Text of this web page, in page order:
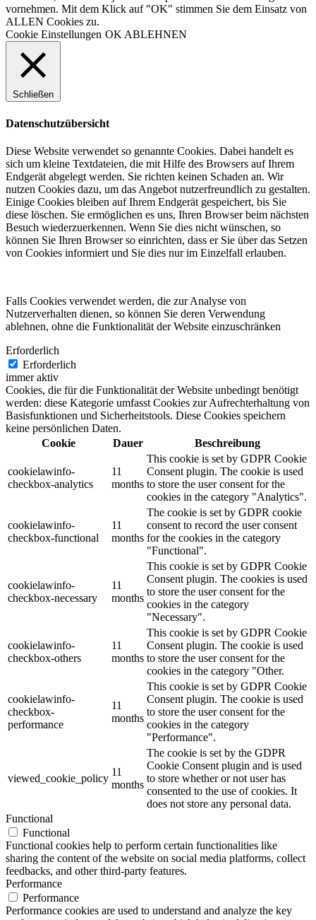
vornehmen. Mit dem Klick auf "OK" stimmen Sie dem Einsatz von
ALLEN Cookies zu.
Cookie Einstellungen OKABLEHNEN
Schließen
Datenschutzübersicht
Diese Website verwendet so genannte Cookies. Dabei handelt es
sich um kleine Textdateien, die mit Hilfe des Browsers auf Ihrem
Endgerät abgelegt werden. Sie richten keinen Schaden an. Wir
nutzen Cookies dazu, um das Angebot nutzerfreundlich zu gestalten.
Einige Cookies bleiben auf Ihrem Endgerät gespeichert, bis Sie
diese löschen. Sie ermöglichen es uns, Ihren Browser beim nächsten
Besuch wiederzuerkennen. Wenn Sie dies nicht wünschen, so
können Sie Ihren Browser so einrichten, dass er Sie über das Setzen
von Cookies informiert und Sie dies nur im Einzelfall erlauben.
Falls Cookies verwendet werden, die zur Analyse von
Nutzerverhalten dienen, so können Sie deren Verwendung
ablehnen, ohne die Funktionalität der Website einzuschränken
Erforderlich
Erforderlich
immer aktiv
Cookies, die für die Funktionalität der Website unbedingt benötigt
werden: diese Kategorie umfasst Cookies zur Aufrechterhaltung von
Basisfunktionen und Sicherheitstools. Diese Cookies speichern
keine persönlichen Daten.
Cookie
Dauer Beschreibung
cookielawinfo-
checkbox-analytics
11
months
This cookie is set by GDPR Cookie
Consent plugin. The cookie is used
to store the user consent for the
cookies in the category "Analytics".
cookielawinfo-
checkbox-functional
11
months
The cookie is set by GDPR cookie
consent to record the user consent
for the cookies in the category
"Functional".
cookielawinfo-
checkbox-necessary
11
months
This cookie is set by GDPR Cookie
Consent plugin. The cookies is used
to store the user consent for the
cookies in the category
"Necessary".
cookielawinfo-
checkbox-others
11
months
This cookie is set by GDPR Cookie
Consent plugin. The cookie is used
to store the user consent for the
cookies in the category "Other.
cookielawinfo-
checkbox-
performance
11
months
This cookie is set by GDPR Cookie
Consent plugin. The cookie is used
to store the user consent for the
cookies in the category
"Performance".
viewed_cookie_policy
11
months
The cookie is set by the GDPR
Cookie Consent plugin and is used
to store whether or not user has
consented to the use of cookies. It
does not store any personal data.
Functional
Functional
Functional cookies help to perform certain functionalities like
sharing the content of the website on social media platforms, collect
feedbacks, and other third-party features.
Performance
Performance
Performance cookies are used to understand and analyze the key